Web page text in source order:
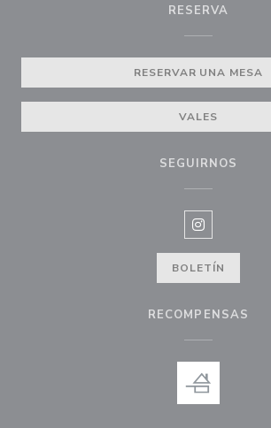
RESERVA
RESERVAR UNA MESA
VALES
SEGUIRNOS
Instagram
BOLETÍN
RECOMPENSAS